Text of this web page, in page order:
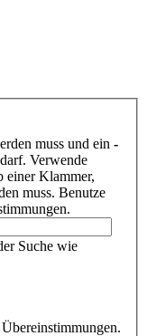
muss und ein -
Verwende
einer Klammer,
muss. Benutze
Suche wie